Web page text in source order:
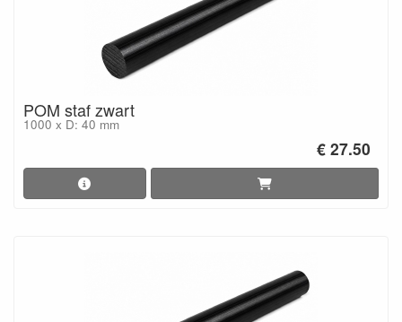
POM staf zwart
1000 x D: 40 mm
€ 27.50